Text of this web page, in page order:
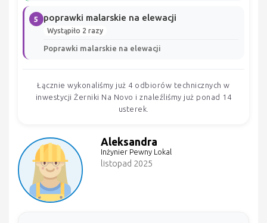
5 poprawki malarskie na elewacji
Wystąpiło 2 razy
Poprawki malarskie na elewacji
Łącznie wykonaliśmy już 4 odbiorów technicznych w
inwestycji Żerniki Na Novo i znaleźliśmy już ponad 14
usterek.
Aleksandra
Inżynier Pewny Lokal
listopad 2025